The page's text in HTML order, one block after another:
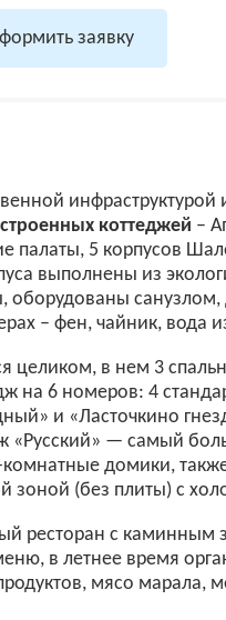
заявку
коттеджей –
палаты, 5 корпусов
выполнены из
оборудованы
– фен, чайник, вода
целиком, в нем 3
на 6 номеров: 4
и «Ласточкино
«Русский» — самый
домики,
зоной (без плиты) с
ресторан с каминным
в летнее время
мясо марала,